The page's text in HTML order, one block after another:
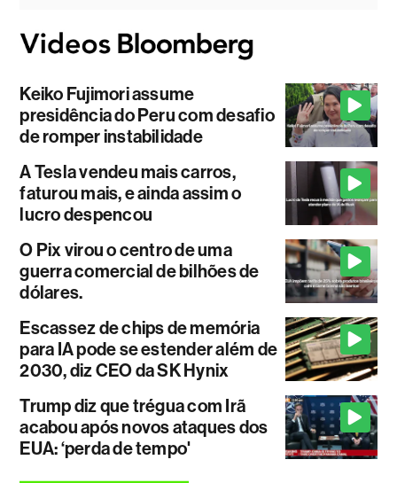
Keiko Fujimori assume
presidência do Peru com desafio
de romper instabilidade
A Tesla vendeu mais carros,
faturou mais, e ainda assim o
lucro despencou
O Pix virou o centro de uma
guerra comercial de bilhões de
dólares.
Escassez de chips de memória
para IA pode se estender além de
2030, diz CEO da SK Hynix
Trump diz que trégua com Irã
acabou após novos ataques dos
EUA: ‘perda de tempo'